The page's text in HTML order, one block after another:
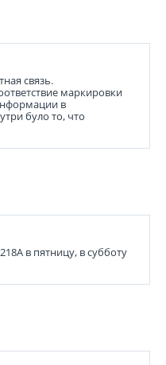
связь.
маркировки
в
було то, что
в пятницу, в субботу